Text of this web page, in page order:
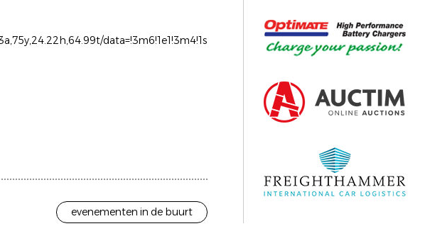
data=!3m6!1e1!3m4!1s
evenementen in de buurt